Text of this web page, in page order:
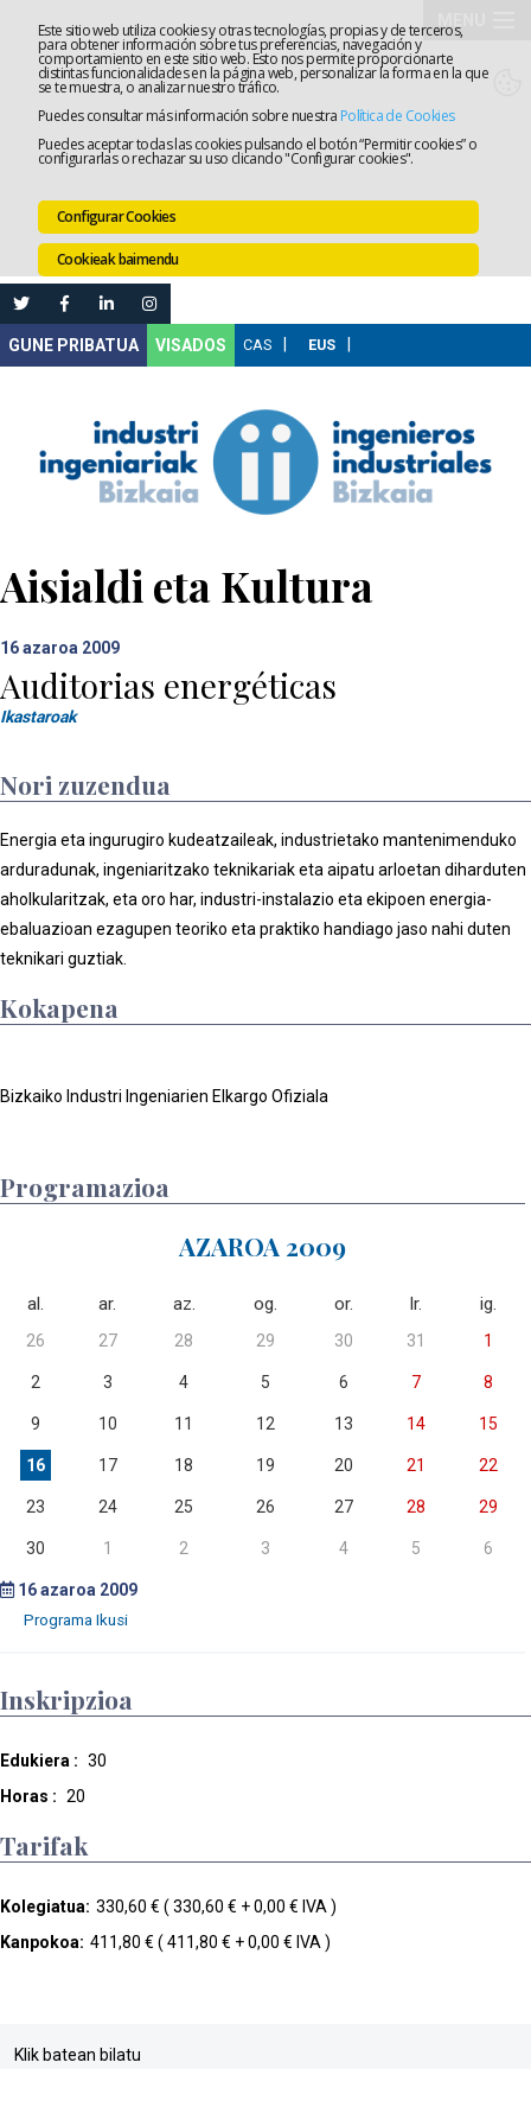
Este sitio web utiliza cookies y otras tecnologías, propias y de terceros,
para obtener información sobre tus preferencias, navegación y
comportamiento en este sitio web. Esto nos permite proporcionarte
distintas funcionalidades en la página web, personalizar la forma en la que
se te muestra, o analizar nuestro tráfico.
Puedes consultar más información sobre nuestra Política de Cookies
Puedes aceptar todas las cookies pulsando el botón “Permitir cookies” o
configurarlas o rechazar su uso clicando "Configurar cookies".
Configurar Cookies
Cookieak baimendu
VISADOS
Aisialdi eta Kultura
16azaroa 2009
Auditorias energéticas
Ikastaroak
Nori zuzendua
Energia eta ingurugiro kudeatzaileak, industrietako mantenimenduko
arduradunak, ingeniaritzako teknikariak eta aipatu arloetan diharduten
aholkularitzak, eta oro har, industri-instalazio eta ekipoen energia-
ebaluazioan ezagupen teoriko eta praktiko handiago jaso nahi duten
teknikari guztiak.
Kokapena
Bizkaiko Industri Ingeniarien Elkargo Ofiziala
Programazioa
AZAROA 2009
al. ar. az. og. or. lr. ig.
26 27 28 29 30 31 1
2 3 4 5 6 7 8
9 10 11 12 13 14 15
16 17 18 19 20 21 22
23 24 25 26 27 28 29
30 1 2 3 4 5 6
16azaroa 2009
Inskripzioa
Edukiera : 30
Horas : 20
Tarifak
Kolegiatua: 330,60 € ( 330,60 € + 0,00 € IVA )
Kanpokoa: 411,80 € ( 411,80 € + 0,00 € IVA )
Klik batean bilatu
Elkargoa
Lanaren
Leihatila